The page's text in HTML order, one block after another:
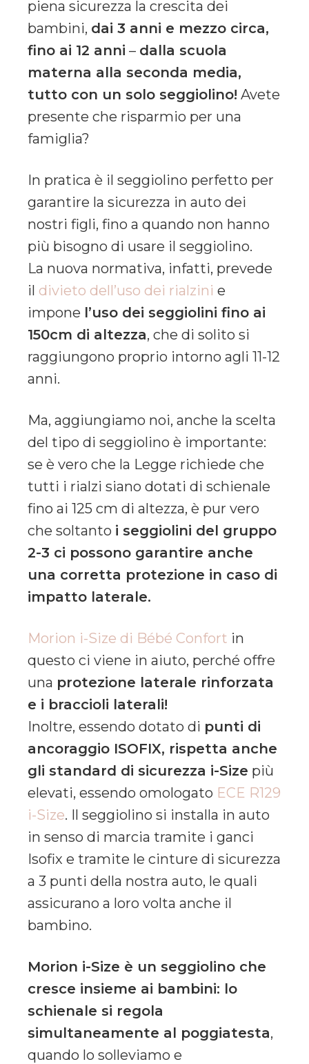
piena sicurezza la crescita dei
bambini, dai 3 anni e mezzo circa,
fino ai 12 anni – dalla scuola
materna alla seconda media,
tutto con un solo seggiolino! Avete
presente che risparmio per una
famiglia?
In pratica è il seggiolino perfetto per
garantire la sicurezza in auto dei
nostri figli, fino a quando non hanno
più bisogno di usare il seggiolino.
La nuova normativa, infatti, prevede
il divieto dell’uso dei rialzini e
impone l’uso dei seggiolini fino ai
150cm di altezza, che di solito si
raggiungono proprio intorno agli 11-12
anni.
Ma, aggiungiamo noi, anche la scelta
del tipo di seggiolino è importante:
se è vero che la Legge richiede che
tutti i rialzi siano dotati di schienale
fino ai 125 cm di altezza, è pur vero
che soltanto i seggiolini del gruppo
2-3 ci possono garantire anche
una corretta protezione in caso di
impatto laterale.
Morion i-Size di Bébé Confort in
questo ci viene in aiuto, perché offre
una protezione laterale rinforzata
e i braccioli laterali!
Inoltre, essendo dotato di punti di
ancoraggio ISOFIX, rispetta anche
gli standard di sicurezza i-Size più
elevati, essendo omologato ECE R129
i-Size. Il seggiolino si installa in auto
in senso di marcia tramite i ganci
Isofix e tramite le cinture di sicurezza
a 3 punti della nostra auto, le quali
assicurano a loro volta anche il
bambino.
Morion i-Size è un seggiolino che
cresce insieme ai bambini: lo
schienale si regola
simultaneamente al poggiatesta,
quando lo solleviamo e